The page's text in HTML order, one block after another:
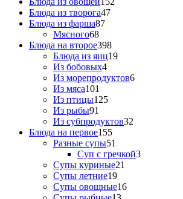
Блюда из творога47
Блюда из фарша87
Мясного68
Блюда на второе398
Блюда из яиц19
Из бобовых4
Из морепродуктов6
Из мяса101
Из птицы125
Из рыбы91
Из субпродуктов32
Блюда на первое155
Разные супы51
Суп с гречкой3
Супы куриные21
Супы летние19
Супы овощные16